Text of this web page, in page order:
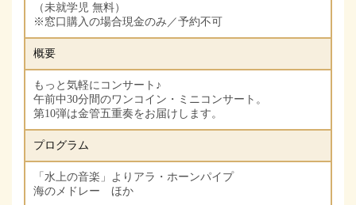
（未就学児 無料）
※窓口購入の場合現金のみ／予約不可
概要
もっと気軽にコンサート♪
午前中30分間のワンコイン・ミニコンサート。
第10弾は金管五重奏をお届けします。
プログラム
「水上の音楽」よりアラ・ホーンパイプ
海のメドレー ほか